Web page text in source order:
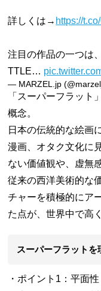
詳しくは→ https://
注目の作品の一つは
TTLE…
— MARZEL.jp
「スーパーフラット
概念。
日本の伝統的な絵画
漫画、オタク文化に
ない価値観や、虚無
従来の西洋美術的な
チャーを積極的にア
た点が、世界中で高
スーパーフラットを
・ポイント1：平面性